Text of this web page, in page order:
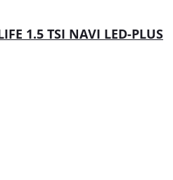
1.5 TSI NAVI LED-PLUS